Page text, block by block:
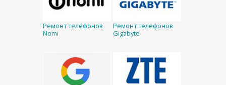
Ремонт телефонов
Nomi
Ремонт телефонов
Gigabyte